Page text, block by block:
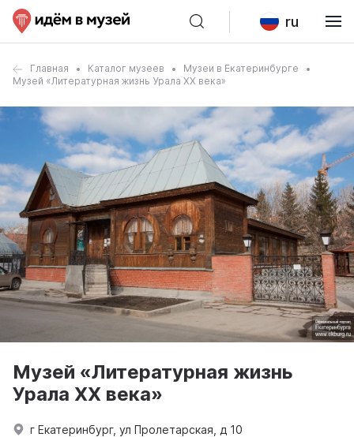
ru
Главная Каталог музеев
Музеи в Екатеринбурге
Музей «Литературная жизнь Урала XX века»
Музей «Литературная жизнь
Урала XX века»
г Екатеринбург, ул Пролетарская, д 10